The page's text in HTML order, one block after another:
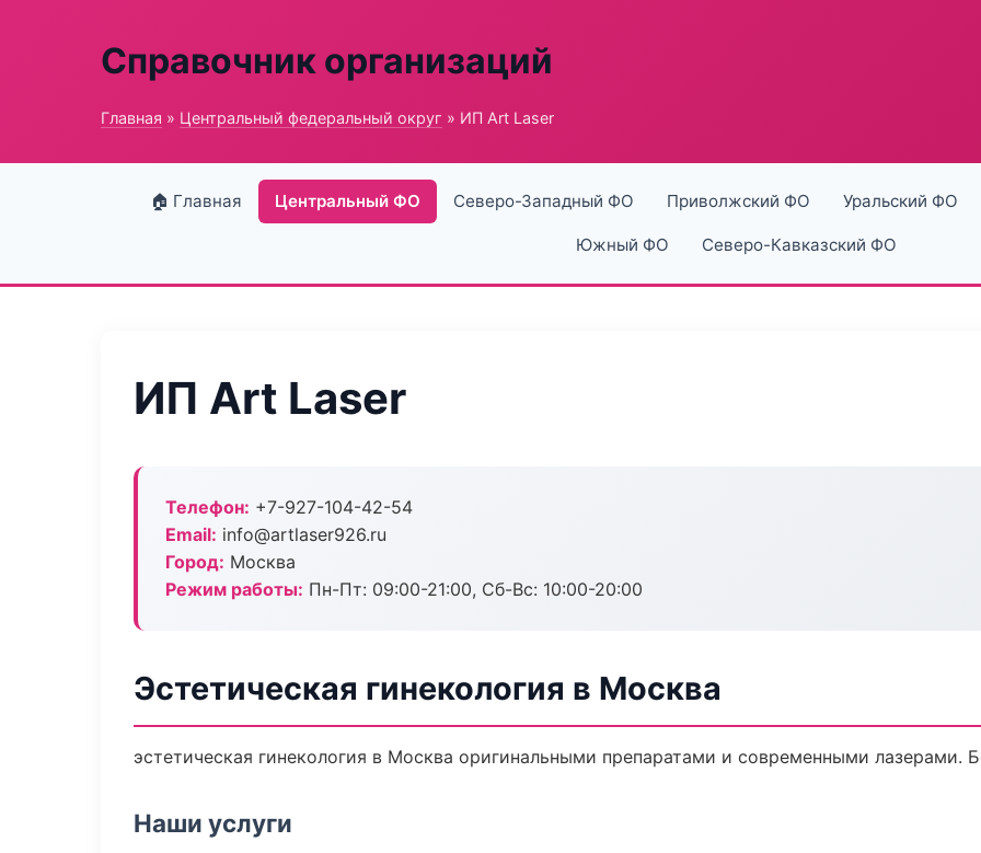
Справочник организаций
Главная » Центральный федеральный округ » ИП Art Laser
🏠 Главная Центральный ФО Северо-Западный ФО Приволжский ФО Уральский ФО
Южный ФО Северо-Кавказский ФО
ИП Art Laser
Телефон: +7-927-104-42-54
Email: info@artlaser926.ru
Город: Москва
Режим работы: Пн-Пт: 09:00-21:00, Сб-Вс: 10:00-20:00
Эстетическая гинекология в Москва
эстетическая гинекология в Москва оригинальными препаратами и современными лазерами.
Наши услуги